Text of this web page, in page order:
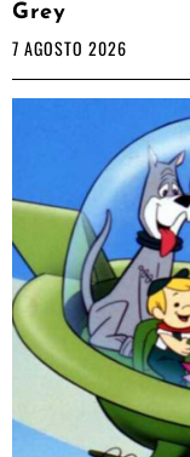
Grey
7 AGOSTO 2026